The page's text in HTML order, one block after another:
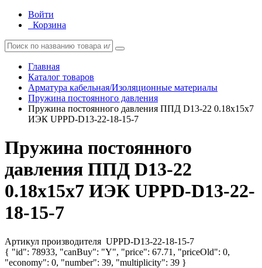
Войти
Корзина
Главная
Каталог товаров
Арматура кабельная/Изоляционные материалы
Пружина постоянного давления
Пружина постоянного давления ППД D13-22 0.18х15х7
ИЭК UPPD-D13-22-18-15-7
Пружина постоянного
давления ППД D13-22
0.18х15х7 ИЭК UPPD-D13-22-
18-15-7
Артикул производителя UPPD-D13-22-18-15-7
{ "id": 78933, "canBuy": "Y", "price": 67.71, "priceOld": 0,
"economy": 0, "number": 39, "multiplicity": 39 }